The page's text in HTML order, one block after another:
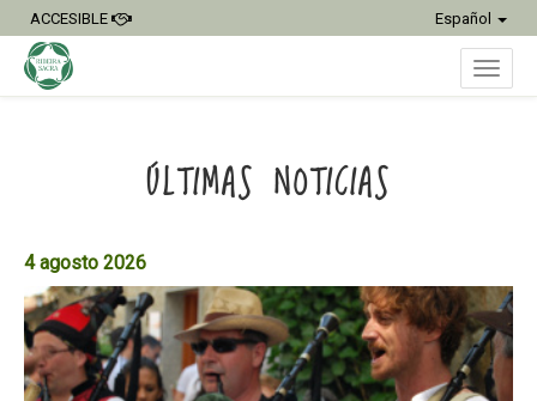
ACCESIBLE Español
ÚLTIMAS NOTICIAS
4 agosto 2026